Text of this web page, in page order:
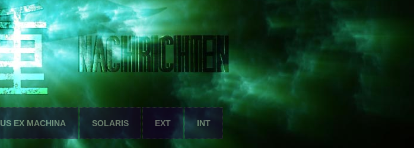
EX MACHINA SOLARIS EXT INT